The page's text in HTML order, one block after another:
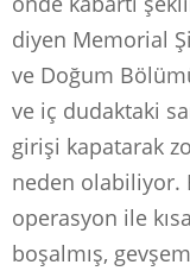
diyen Memorial
ve Doğum
ve iç dudaktaki
girişi kapatarak
neden
operasyon ile
boşalmış,